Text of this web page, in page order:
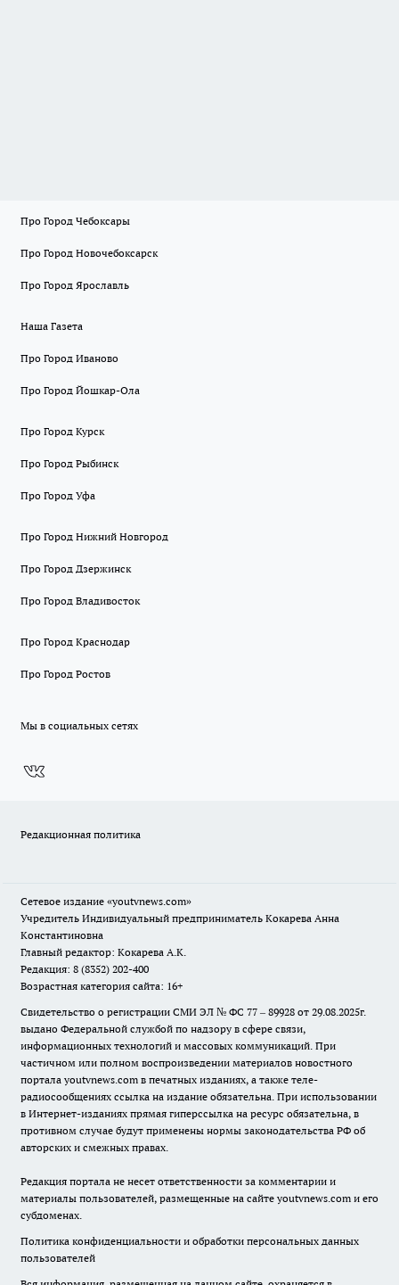
Про Город Чебоксары
Про Город Новочебоксарск
Про Город Ярославль
Наша Газета
Про Город Иваново
Про Город Йошкар-Ола
Про Город Курск
Про Город Рыбинск
Про Город Уфа
Про Город Нижний Новгород
Про Город Дзержинск
Про Город Владивосток
Про Город Краснодар
Про Город Ростов
Мы в социальных сетях
Редакционная политика
Сетевое издание «youtvnews.com»
Учредитель Индивидуальный предприниматель Кокарева Анна
Константиновна
Главный редактор: Кокарева А.К.
Редакция: 8 (8352) 202-400
Возрастная категория сайта: 16+
Свидетельство о регистрации СМИ ЭЛ № ФС 77 – 89928 от 29.08.2025г.
выдано Федеральной службой по надзору в сфере связи,
информационных технологий и массовых коммуникаций. При
частичном или полном воспроизведении материалов новостного
портала youtvnews.com в печатных изданиях, а также теле-
радиосообщениях ссылка на издание обязательна. При использовании
в Интернет-изданиях прямая гиперссылка на ресурс обязательна, в
противном случае будут применены нормы законодательства РФ об
авторских и смежных правах.
Редакция портала не несет ответственности за комментарии и
материалы пользователей, размещенные на сайте youtvnews.com и его
субдоменах.
Политика конфиденциальности и обработки персональных данных
пользователей